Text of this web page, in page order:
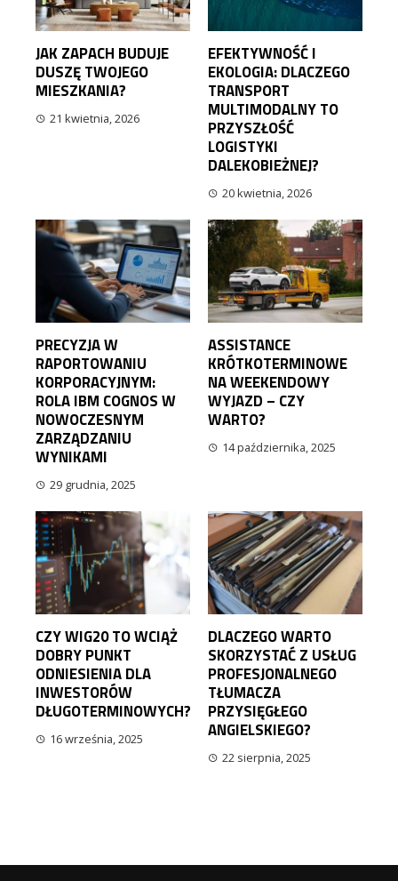
JAK ZAPACH BUDUJE
DUSZĘ TWOJEGO
MIESZKANIA?
21 kwietnia, 2026
EFEKTYWNOŚĆ I
EKOLOGIA: DLACZEGO
TRANSPORT
MULTIMODALNY TO
PRZYSZŁOŚĆ
LOGISTYKI
DALEKOBIEŻNEJ?
20 kwietnia, 2026
PRECYZJA W
RAPORTOWANIU
KORPORACYJNYM:
ROLA IBM COGNOS W
NOWOCZESNYM
ZARZĄDZANIU
WYNIKAMI
29 grudnia, 2025
ASSISTANCE
KRÓTKOTERMINOWE
NA WEEKENDOWY
WYJAZD – CZY
WARTO?
14 października, 2025
CZY WIG20 TO WCIĄŻ
DOBRY PUNKT
ODNIESIENIA DLA
INWESTORÓW
DŁUGOTERMINOWYCH?
16 września, 2025
DLACZEGO WARTO
SKORZYSTAĆ Z USŁUG
PROFESJONALNEGO
TŁUMACZA
PRZYSIĘGŁEGO
ANGIELSKIEGO?
22 sierpnia, 2025